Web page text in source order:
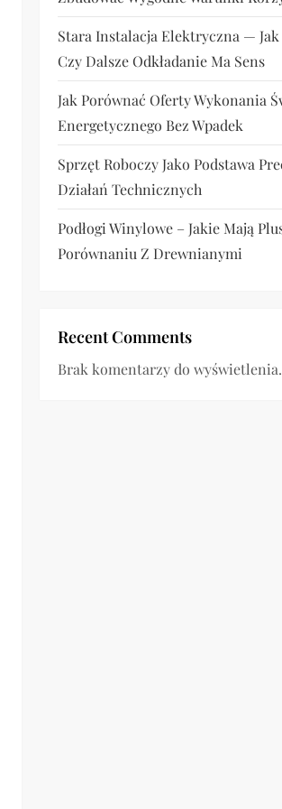
Stara Instalacja Elektryczna —
Czy Dalsze Odkładanie Ma Sens
Jak Porównać Oferty Wykonania
Energetycznego Bez Wpadek
Sprzęt Roboczy Jako Podstawa
Działań Technicznych
Podłogi Winylowe – Jakie Mają
Porównaniu Z Drewnianymi
Recent Comments
Brak komentarzy do wyświetlenia.